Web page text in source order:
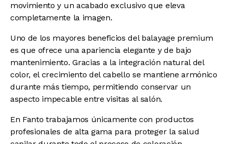
movimiento y un acabado exclusivo que eleva
completamente la imagen.
Uno de los mayores beneficios del balayage premium
es que ofrece una apariencia elegante y de bajo
mantenimiento. Gracias a la integración natural del
color, el crecimiento del cabello se mantiene armónico
durante más tiempo, permitiendo conservar un
aspecto impecable entre visitas al salón.
En Fanto trabajamos únicamente con productos
profesionales de alta gama para proteger la salud